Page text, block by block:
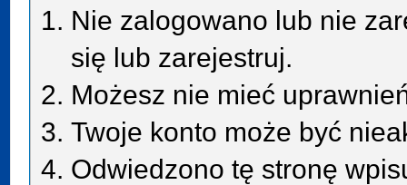
Nie zalogowano lub nie
się lub zarejestruj.
Możesz nie mieć
Twoje konto może być
Odwiedzono tę stronę